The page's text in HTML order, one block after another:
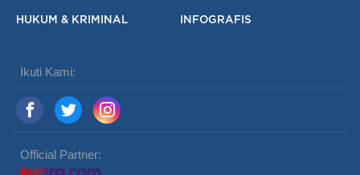
HUKUM & KRIMINAL INFOGRAFIS
Ikuti Kami:
Official Partner: